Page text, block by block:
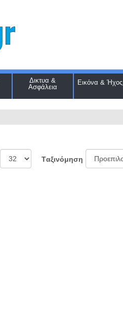
Δικτυα &
Ασφάλεια
Εικόνα & Ήχος
Tαξινόμηση